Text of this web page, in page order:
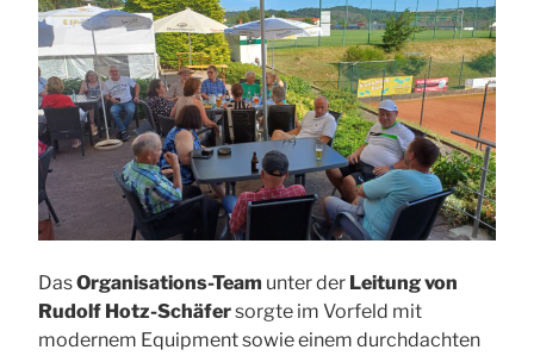
DasOrganisations-Team unter der Leitung von
Rudolf Hotz-Schäfersorgte im Vorfeld mit
modernem Equipment sowie einem durchdachten